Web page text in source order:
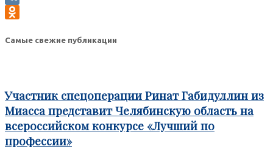
VK
Самые свежие публикации
Участник спецоперации Ринат Габидуллин из
Миасса представит Челябинскую область на
всероссийском конкурсе «Лучший по
профессии»